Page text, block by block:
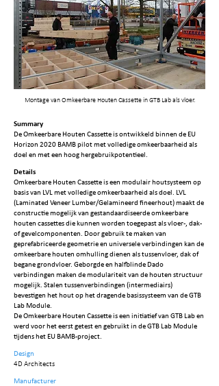
Montage van Omkeerbare Houten Cassette in GTB Lab als vloer.
Summary
De Omkeerbare Houten Cassette is ontwikkeld binnen de EU
Horizon 2020 BAMB pilot met volledige omkeerbaarheid als
doel en met een hoog hergebruikpotentieel.
Details
Omkeerbare Houten Cassette is een modulair houtsysteem op
basis van LVL met volledige omkeerbaarheid als doel. LVL
(Laminated Veneer Lumber/Gelamineerd fineerhout) maakt de
constructie mogelijk van gestandaardiseerde omkeerbare
houten cassettes die kunnen worden toegepast als vloer-, dak-
of gevelcomponenten. Door gebruik te maken van
geprefabriceerde geometrie en universele verbindingen kan de
omkeerbare houten omhulling dienen als tussenvloer, dak of
begane grondvloer. Geborgde en halfblinde Dado
verbindingen maken de modulariteit van de houten structuur
mogelijk. Stalen tussenverbindingen (intermediairs)
bevestigen het hout op het dragende basissysteem van de GTB
Lab Module.
De Omkeerbare Houten Cassette is een initiatief van GTB Lab en
werd voor het eerst getest en gebruikt in de GTB Lab Module
tijdens het EU BAMB-project.
Design
4D Architects
Manufacturer